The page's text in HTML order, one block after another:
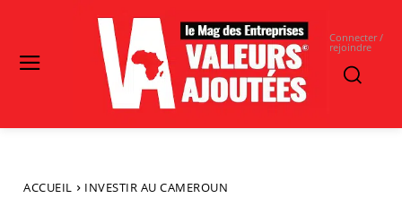
Connecter /
rejoindre
ACCUEIL INVESTIR AU CAMEROUN